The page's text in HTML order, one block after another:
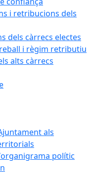
i retribucions dels
dels càrrecs electes
i règim retributiu
alts càrrecs
als
polític